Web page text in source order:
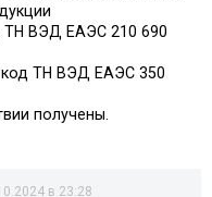
ТН ВЭД ЕАЭС 210 690
код ТН ВЭД ЕАЭС 350
получены.
в 23:28